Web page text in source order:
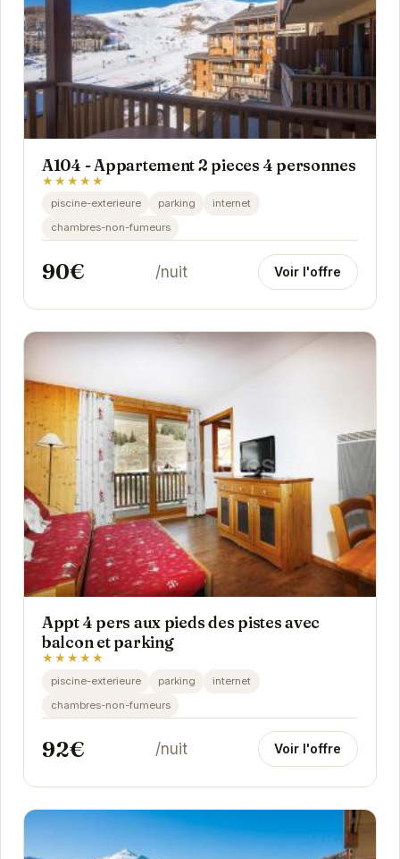
A104 - Appartement 2 pieces 4 personnes
★★★★★
piscine-exterieure parking
internet
chambres-non-fumeurs
90€ /nuit Voir l'offre
Appt 4 pers aux pieds des pistes avec
balcon et parking
★★★★★
piscine-exterieure parking
internet
chambres-non-fumeurs
92€ /nuit Voir l'offre